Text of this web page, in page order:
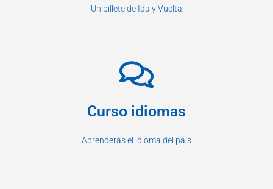
Un billete de Ida y Vuelta
Curso idiomas
Aprenderás el idioma del país